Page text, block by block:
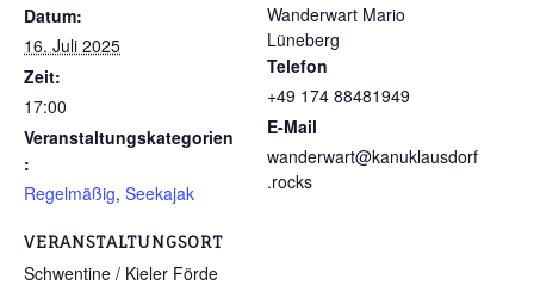
Datum:
16. Juli 2025
Zeit:
17:00
Veranstaltungskategorien
:
Regelmäßig, Seekajak
VERANSTALTUNGSORT
Schwentine / Kieler Förde
Wanderwart Mario
Lüneberg
Telefon
+49 174 88481949
E-Mail
wanderwart@kanuklausdorf
.rocks